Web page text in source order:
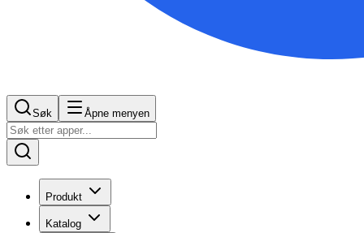
Søk Åpne menyen
Produkt
Katalog